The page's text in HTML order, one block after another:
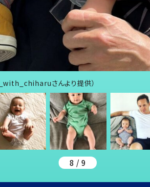
さんより提供）
8 / 9